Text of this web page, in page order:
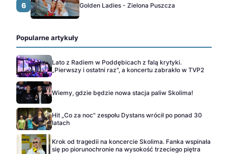
6 Golden Ladies - Zielona Puszcza
Popularne artykuły
Lato z Radiem w Poddębicach z falą krytyki.
„Pierwszy i ostatni raz", a koncertu zabrakło w TVP2
Wiemy, gdzie będzie nowa stacja paliw Skolima!
Hit „Co za noc" zespołu Dystans wrócił po ponad 30
latach
Krok od tragedii na koncercie Skolima. Fanka wspinała
się po piorunochronie na wysokość trzeciego piętra